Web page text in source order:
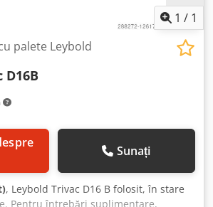
1 / 1
palete Leybold
D16B
Sunați
, Leybold Trivac D16 B folosit, în stare
Pentru întrebări suplimentare,